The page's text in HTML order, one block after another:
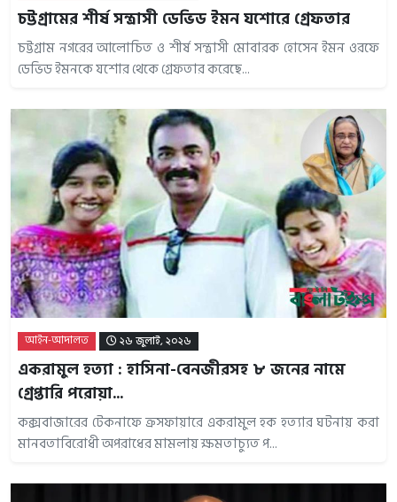
চট্টগ্রামের শীর্ষ সন্ত্রাসী ডেভিড ইমন যশোরে গ্রেফতার
চট্টগ্রাম নগরের আলোচিত ও শীর্ষ সন্ত্রাসী মোবারক হোসেন ইমন ওরফে
ডেভিড ইমনকে যশোর থেকে গ্রেফতার করেছে...
আইন-আদালত ২৬ জুলাই, ২০২৬
একরামুল হত্যা : হাসিনা-বেনজীরসহ ৮ জনের নামে
গ্রেপ্তারি পরোয়া...
কক্সবাজারের টেকনাফে ক্রসফায়ারে একরামুল হক হত্যার ঘটনায় করা
মানবতাবিরোধী অপরাধের মামলায় ক্ষমতাচ্যুত প...